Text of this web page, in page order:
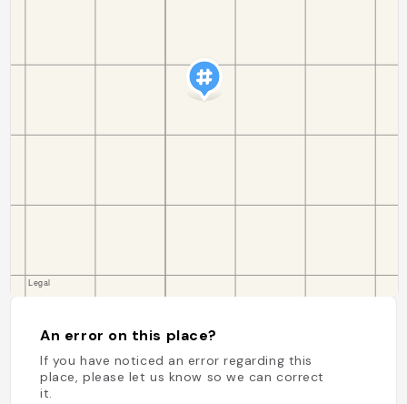
An error on this place?
If you have noticed an error regarding this
place, please let us know so we can correct
it.